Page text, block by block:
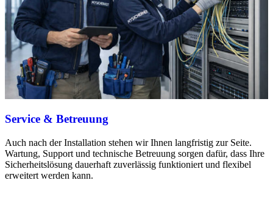
Service & Betreuung
Auch nach der Installation stehen wir Ihnen langfristig zur Seite.
Wartung, Support und technische Betreuung sorgen dafür, dass Ihre
Sicherheitslösung dauerhaft zuverlässig funktioniert und flexibel
erweitert werden kann.